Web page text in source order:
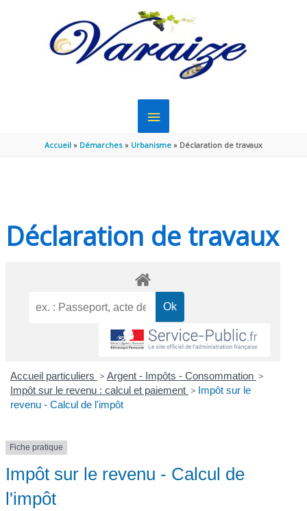
MENU
PRINCIPAL
Accueil Démarches Urbanisme Déclaration de travaux
Déclaration de travaux
Accueil particuliers > Argent - Impôts - Consommation >
Impôt sur le revenu : calcul et paiement > Impôt sur le
revenu - Calcul de l'impôt
Fiche pratique
Impôt sur le revenu - Calcul de
l'impôt